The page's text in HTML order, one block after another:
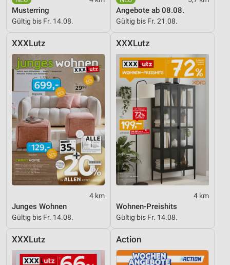
Musterring
Gültig bis Fr. 14.08.
Angebote ab 08.08.
Gültig bis Fr. 21.08.
XXXLutz
4 km
Junges Wohnen
Gültig bis Fr. 14.08.
XXXLutz
4 km
Wohnen-Preishits
Gültig bis Fr. 14.08.
XXXLutz Action